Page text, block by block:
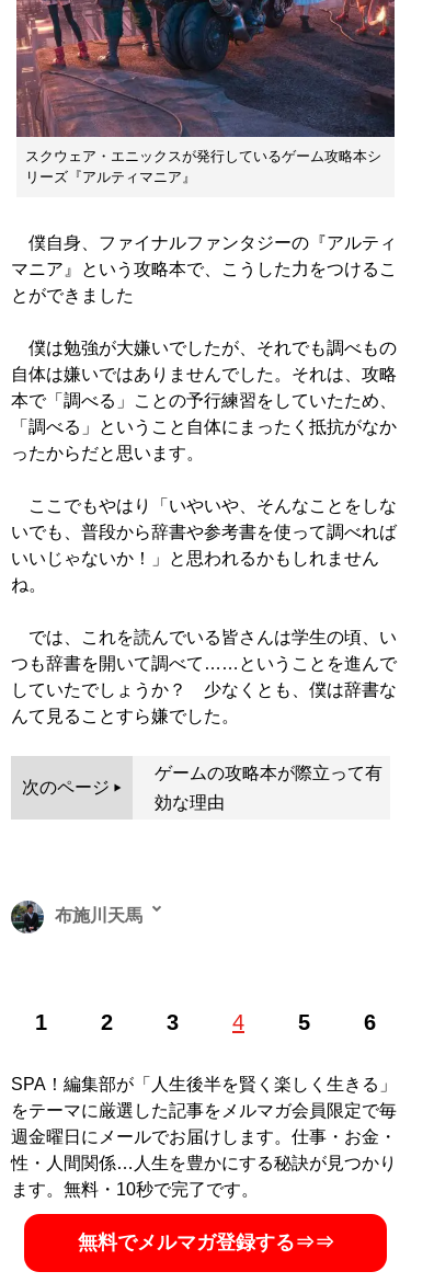
スクウェア・エニックスが発行しているゲーム攻略本シ
リーズ『アルティマニア』
僕自身、ファイナルファンタジーの『アルティ
マニア』という攻略本で、こうした力をつけるこ
とができました
僕は勉強が大嫌いでしたが、それでも調べもの
自体は嫌いではありませんでした。それは、攻略
本で「調べる」ことの予行練習をしていたため、
「調べる」ということ自体にまったく抵抗がなか
ったからだと思います。
ここでもやはり「いやいや、そんなことをしな
いでも、普段から辞書や参考書を使って調べれば
いいじゃないか！」と思われるかもしれません
ね。
では、これを読んでいる皆さんは学生の頃、い
つも辞書を開いて調べて……ということを進んで
していたでしょうか？ 少なくとも、僕は辞書な
んて見ることすら嫌でした。
次のページ
ゲームの攻略本が際立って有
効な理由
1 2 3 4 5 6
布施川天馬
団」評議員。 1997年生まれ。世帯年収300万円台の家庭
末東大合格を果たす。著書に最小コストで結果を出すノ
ウハウを体系化した『
東大式節約勉強法 』、膨大な範囲
と量の受験勉強をする中で気がついた「コスパを極限ま
で高める時間の使い方」を解説した『 東大式時間術
』な
ど。
株式会社カルペ・ディエム
にて、お金と時間をかけ
ない「省エネスタイルの勉強法」などを伝える。
MENSA会員。（Xアカウント:
@Temma_Fusegawa
SPA！編集部が「人生後半を賢く楽しく生きる」
をテーマに厳選した記事をメルマガ会員限定で毎
週金曜日にメールでお届けします。仕事・お金・
性・人間関係…人生を豊かにする秘訣が見つかり
ます。無料・10秒で完了です。
無料でメルマガ登録する⇒⇒